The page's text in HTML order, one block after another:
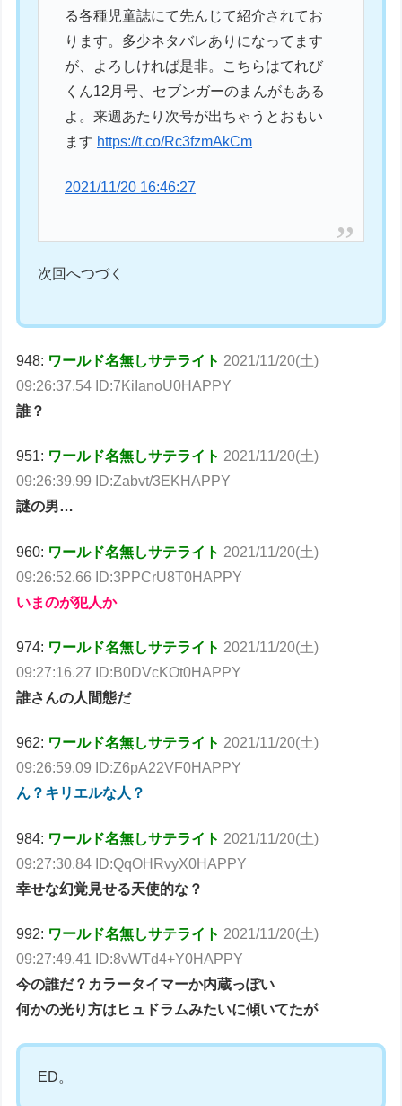
る各種児童誌にて先んじて紹介されてお
ります。多少ネタバレありになってます
が、よろしければ是非。こちらはてれび
くん12月号、セブンガーのまんがもある
よ。来週あたり次号が出ちゃうとおもい
ます https://t.co/Rc3fzmAkCm
2021/11/20 16:46:27
次回へつづく
948: ワールド名無しサテライト 2021/11/20(土)
09:26:37.54 ID:7KiIanoU0HAPPY
誰？
951: ワールド名無しサテライト 2021/11/20(土)
09:26:39.99 ID:Zabvt/3EKHAPPY
謎の男…
960: ワールド名無しサテライト 2021/11/20(土)
09:26:52.66 ID:3PPCrU8T0HAPPY
いまのが犯人か
974: ワールド名無しサテライト 2021/11/20(土)
09:27:16.27 ID:B0DVcKOt0HAPPY
誰さんの人間態だ
962: ワールド名無しサテライト 2021/11/20(土)
09:26:59.09 ID:Z6pA22VF0HAPPY
ん？キリエルな人？
984: ワールド名無しサテライト 2021/11/20(土)
09:27:30.84 ID:QqOHRvyX0HAPPY
幸せな幻覚見せる天使的な？
992: ワールド名無しサテライト 2021/11/20(土)
09:27:49.41 ID:8vWTd4+Y0HAPPY
今の誰だ？カラータイマーか内蔵っぽい
何かの光り方はヒュドラムみたいに傾いてたが
ED。